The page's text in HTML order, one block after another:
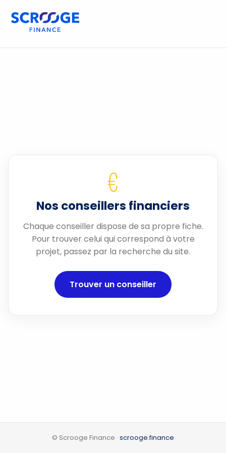
€
Nos conseillers financiers
Chaque conseiller dispose de sa propre fiche.
Pour trouver celui qui correspond à votre
projet, passez par la recherche du site.
Trouver un conseiller
© Scrooge Finance · scrooge.finance